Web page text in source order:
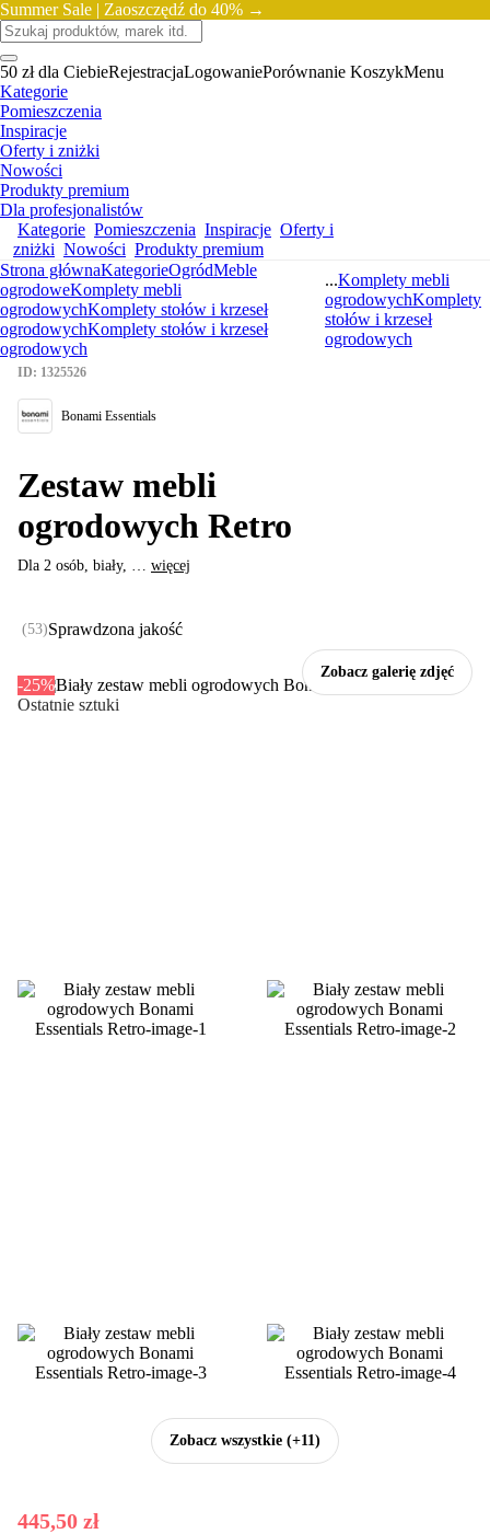
Summer Sale | Zaoszczędź do 40% →
50 zł dla CiebieRejestracjaLogowaniePorównanie KoszykMenu
Kategorie
Pomieszczenia
Inspiracje
Oferty i zniżki
Nowości
Produkty premium
Dla profesjonalistów
Kategorie Pomieszczenia Inspiracje Oferty i
zniżki Nowości Produkty premium
Strona głównaKategorieOgródMeble
ogrodoweKomplety mebli
ogrodowychKomplety stołów i krzeseł
ogrodowychKomplety stołów i krzeseł
ogrodowych
...Komplety mebli
ogrodowychKomplety
stołów i krzeseł
ogrodowych
Zobacz galerię zdjęć
Zobacz wszystkie (+11)
-25%
Ostatnie sztuki
ID: 1325526
Bonami Essentials
Zestaw mebli
ogrodowych Retro
Dla 2 osób, biały, … więcej
(53)Sprawdzona jakość
445,50 zł